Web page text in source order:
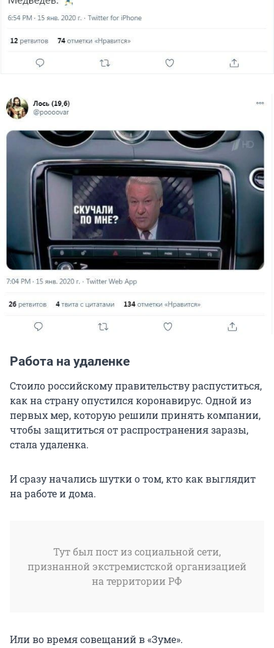
Работа на удаленке
Стоило российскому правительству распуститься,
как на страну опустился коронавирус. Одной из
первых мер, которую решили принять компании,
чтобы защититься от распространения заразы,
стала удаленка.
И сразу начались шутки о том, кто как выглядит
на работе и дома.
Тут был пост из социальной сети,
признанной экстремистской организацией
на территории РФ
Или во время совещаний в «Зуме».